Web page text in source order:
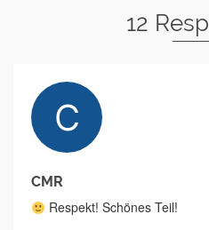
12
CMR
Respekt! Schönes Teil!